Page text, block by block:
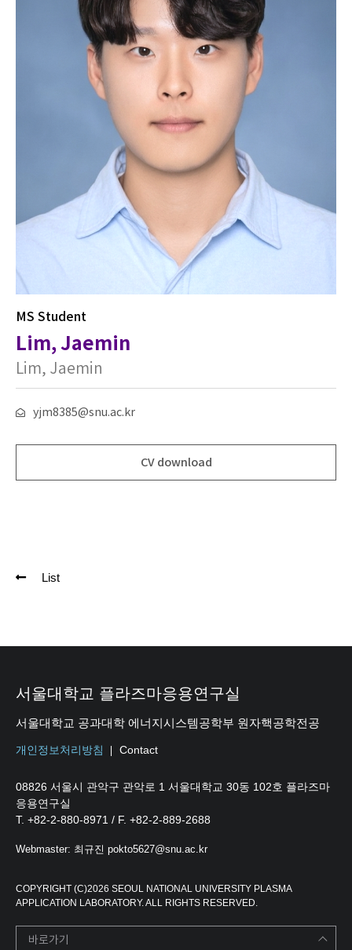
MS Student
Lim, Jaemin
Lim, Jaemin
yjm8385@snu.ac.kr
CV download
List
서울대학교 플라즈마응용연구실
서울대학교 공과대학 에너지시스템공학부 원자핵공학전공
개인정보처리방침 Contact
08826 서울시 관악구 관악로 1 서울대학교 30동 102호 플라즈마
응용연구실
T. +82-2-880-8971 / F. +82-2-889-2688
Webmaster: 최규진 pokto5627@snu.ac.kr
COPYRIGHT (C)2026 SEOUL NATIONAL UNIVERSITY PLASMA
APPLICATION LABORATORY. ALL RIGHTS RESERVED.
바로가기